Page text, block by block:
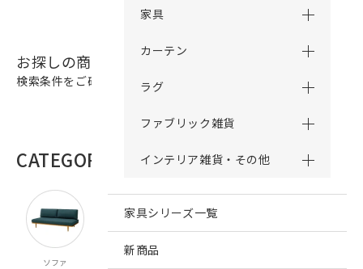
家具
カーテン
ラグ
ファブリック雑貨
インテリア雑貨・その他
家具シリーズ一覧
新商品
お探しの商品は見つかりませんでした。
検索条件をご確認の上、再検索をお願いいたします。
CATEGORY 商品カテゴリー
ソファ